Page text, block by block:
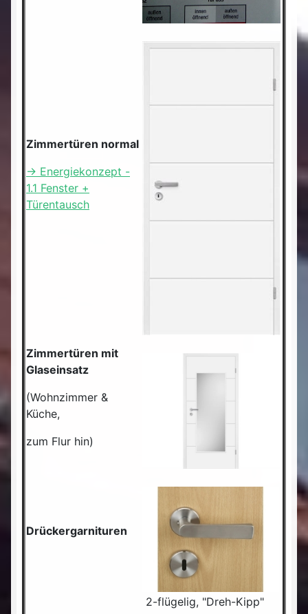
Zimmertüren normal
-> Energiekonzept -
1.1 Fenster +
Türentausch
Zimmertüren mit
Glaseinsatz
(Wohnzimmer &
Küche,
zum Flur hin)
Drückergarnituren
2-flügelig, "Dreh-Kipp"